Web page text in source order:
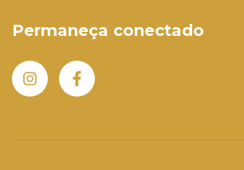
Permaneça conectado